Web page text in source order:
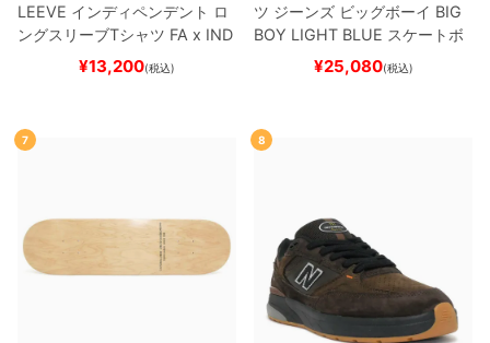
LEEVE インディペンデント ロ
ングスリーブTシャツ FA x IND
EPENDENTHOSTAGE
スケートボード スケボー
¥13,200(税込)
ツ ジーンズ ビッグボーイ BIG
BOY LIGHT BLUE スケートボ
ード スケボー
¥25,080(税込)
7 8